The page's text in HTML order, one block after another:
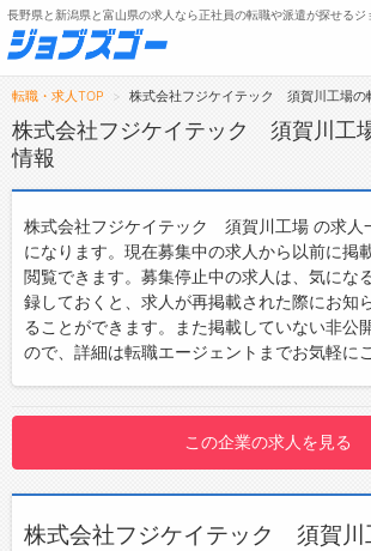
無料会員登録
メニュー
トップ
詳細情報で求人を探す
転職支援サービスについて
転職ノウハウ(応募書類の書き方・面接対策な
転職・採用コラム
会社概要
長野県と新潟県と富山県の求人なら正社員の転職や派遣が探せるジ
転職・求人TOP 株式会社フジケイテック 須賀川工場の
株式会社フジケイテック 須賀川工
情報
株式会社フジケイテック 須賀川工場 の求人
になります。現在募集中の求人から以前に掲
閲覧できます。募集停止中の求人は、気にな
録しておくと、求人が再掲載された際にお知
ることができます。また掲載していない非公
ので、詳細は転職エージェントまでお気軽に
この企業の求人を見る
株式会社フジケイテック 須賀川